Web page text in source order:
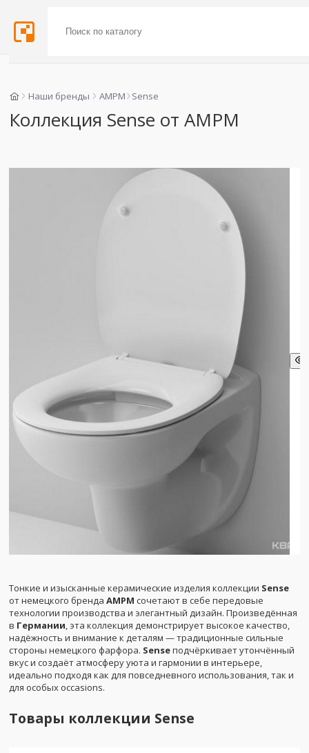
Наши бренды AMPM Sense
Коллекция Sense от AMPM
Тонкие и изысканные керамические изделия коллекции Sense
от немецкого бренда AMPM сочетают в себе передовые
технологии производства и элегантный дизайн. Произведённая
в Германии , эта коллекция демонстрирует высокое качество,
надёжность и внимание к деталям — традиционные сильные
стороны немецкого фарфора. Senseподчёркивает утончённый
вкус и создаёт атмосферу уюта и гармонии в интерьере,
идеально подходя как для повседневного использования, так и
для особых occasions.
Товары коллекции Sense